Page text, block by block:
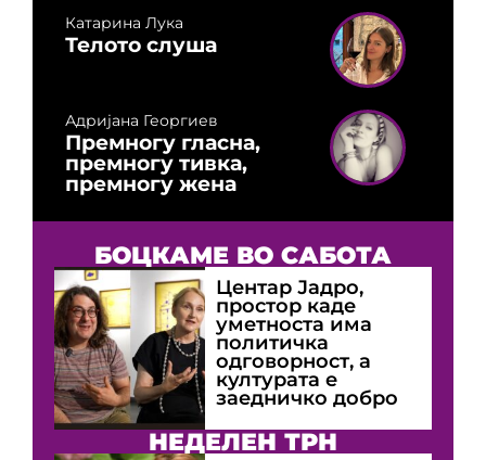
Катарина Лука
Телото слуша
Адријана Георгиев
Премногу гласна,
премногу тивка,
премногу жена
БОЦКАМЕ ВО САБОТА
Центар Јадро,
простор каде
уметноста има
политичка
одговорност, а
културата е
заедничко добро
НЕДЕЛЕН ТРН